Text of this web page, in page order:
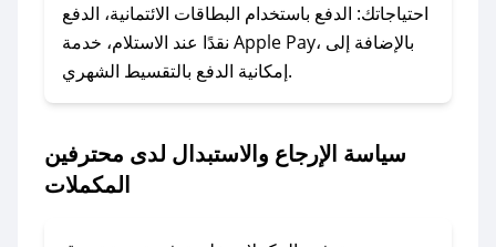
### ماذا أفعل إذا لم أجد كود خصم لمتجري
المفضل؟
في حال عدم توفر كوبونات لمتجرك المفضل، يمكنك
أسرع وقت ممكن.
محترفين المكملات؟
احتياجاتك: الدفع باستخدام البطاقات الائتمانية، الدفع
نقدًا عند الاستلام، خدمة Apple Pay، بالإضافة إلى
إمكانية الدفع بالتقسيط الشهري.
سياسة الإرجاع والاستبدال لدى محترفين
المكملات